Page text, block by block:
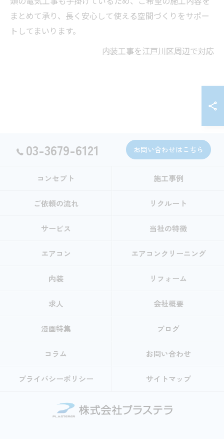
まとめて承り、長く安心して使える空間づくりをサポー
トしてまいります。
内装工事を江戸川区周辺で対応
03-3679-6121 お問い合わせはこちら
コンセプト 施工事例
ご依頼の流れ リクルート
サービス 当社の特徴
エアコン エアコンクリーニング
内装 リフォーム
求人 会社概要
漫画特集 ブログ
コラム お問い合わせ
プライバシーポリシー サイトマップ